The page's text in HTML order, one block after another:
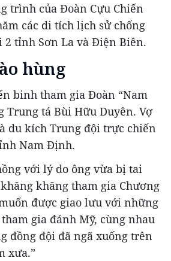
trình của Đoàn Cựu Chiến
các di tích lịch sử chống
2 tỉnh Sơn La và Điện Biên.
hùng
binh tham gia Đoàn “Nam
Trung tá Bùi Hữu Duyên. Vợ
du kích Trung đội trực chiến
Nam Định.
với lý do ông vừa bị tai
khăng tham gia Chương
được giao lưu với những
gia đánh Mỹ, cùng nhau
đồng đội đã ngã xuống trên
xưa.”